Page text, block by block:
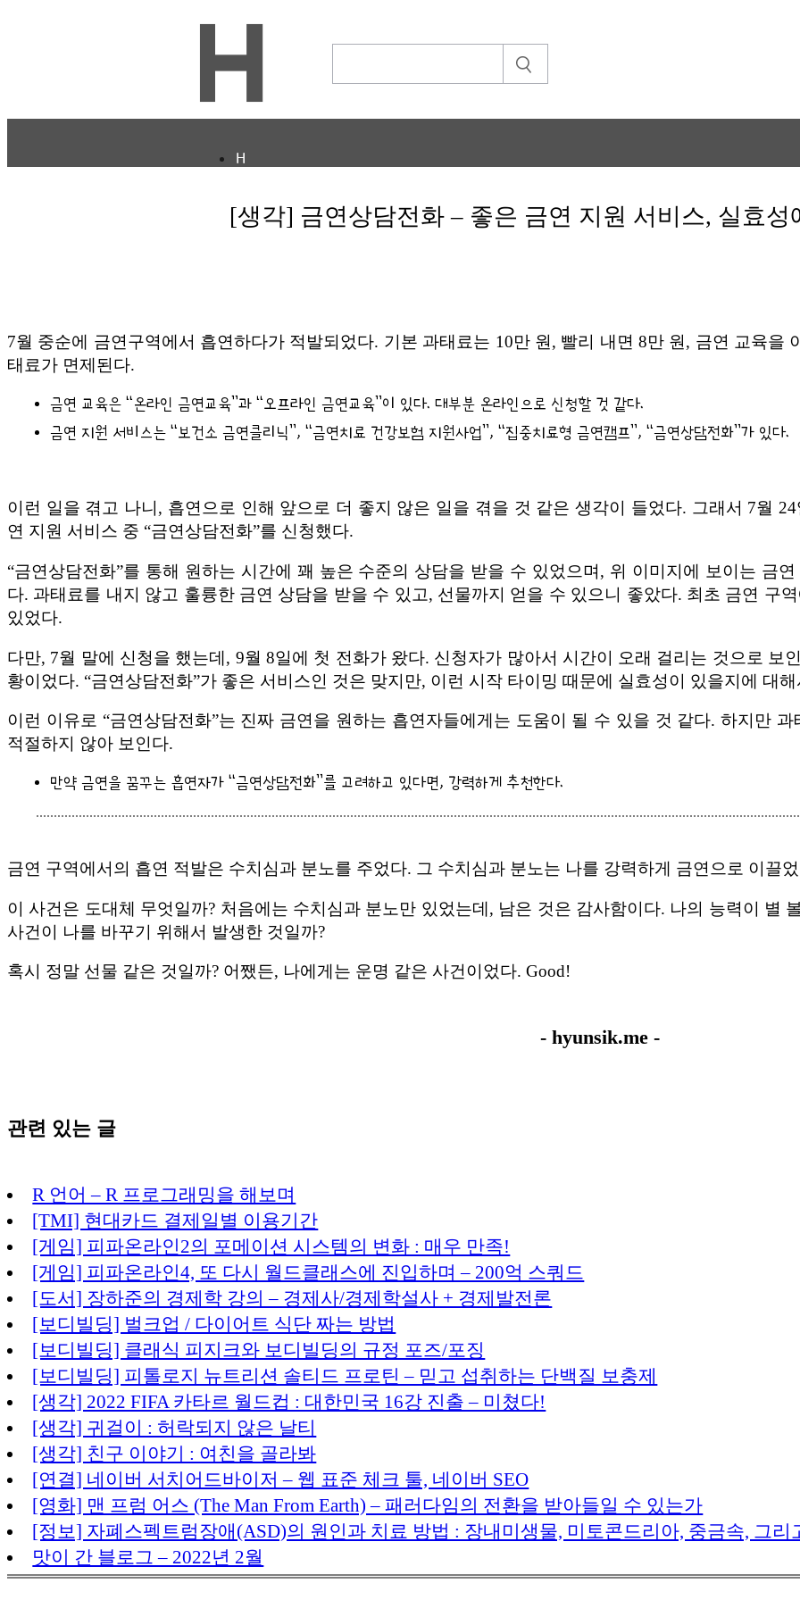
H
IT ISSUE
ⓘ
[생각] 금연상담전화 – 좋은 금연 지원 서비스, 실효성
7월 중순에 금연구역에서 흡연하다가 적발되었다. 기본 과태료는 10만 원, 빨리 내면 8만 원, 금연 교육을
태료가 면제된다.
금연 교육은 “온라인 금연교육”과 “오프라인 금연교육”이 있다. 대부분 온라인으로 신청할 것 같다.
금연 지원 서비스는 “보건소 금연클리닉”, “금연치료 건강보험 지원사업”, “집중치료형 금연캠프”, “금연상담전화”가 있다.
이런 일을 겪고 나니, 흡연으로 인해 앞으로 더 좋지 않은 일을 겪을 것 같은 생각이 들었다. 그래서 7월
연 지원 서비스 중 “금연상담전화”를 신청했다.
“금연상담전화”를 통해 원하는 시간에 꽤 높은 수준의 상담을 받을 수 있었으며, 위 이미지에 보이는 금
다. 과태료를 내지 않고 훌륭한 금연 상담을 받을 수 있고, 선물까지 얻을 수 있으니 좋았다. 최초 금연 구
있었다.
다만, 7월 말에 신청을 했는데, 9월 8일에 첫 전화가 왔다. 신청자가 많아서 시간이 오래 걸리는 것으로 보
황이었다. “금연상담전화”가 좋은 서비스인 것은 맞지만, 이런 시작 타이밍 때문에 실효성이 있을지에 대
이런 이유로 “금연상담전화”는 진짜 금연을 원하는 흡연자들에게는 도움이 될 수 있을 것 같다. 하지만
적절하지 않아 보인다.
만약 금연을 꿈꾸는 흡연자가 “금연상담전화”를 고려하고 있다면, 강력하게 추천한다.
금연 구역에서의 흡연 적발은 수치심과 분노를 주었다. 그 수치심과 분노는 나를 강력하게 금연으로 이끌
이 사건은 도대체 무엇일까? 처음에는 수치심과 분노만 있었는데, 남은 것은 감사함이다. 나의 능력이 별
사건이 나를 바꾸기 위해서 발생한 것일까?
혹시 정말 선물 같은 것일까? 어쨌든, 나에게는 운명 같은 사건이었다. Good!
- hyunsik.me -
관련 있는 글
R 언어 – R 프로그래밍을 해보며
[TMI] 현대카드 결제일별 이용기간
[게임] 피파온라인2의 포메이션 시스템의 변화 : 매우 만족!
[게임] 피파온라인4, 또 다시 월드클래스에 진입하며 – 200억 스쿼드
[도서] 장하준의 경제학 강의 – 경제사/경제학설사 + 경제발전론
[보디빌딩] 벌크업 / 다이어트 식단 짜는 방법
[보디빌딩] 클래식 피지크와 보디빌딩의 규정 포즈/포징
[보디빌딩] 피톨로지 뉴트리션 솔티드 프로틴 – 믿고 섭취하는 단백질 보충제
[생각] 2022 FIFA 카타르 월드컵 : 대한민국 16강 진출 – 미쳤다!
[생각] 귀걸이 : 허락되지 않은 날티
[생각] 친구 이야기 : 여친을 골라봐
[연결] 네이버 서치어드바이저 – 웹 표준 체크 툴, 네이버 SEO
[영화] 맨 프럼 어스 (The Man From Earth) – 패러다임의 전환을 받아들일 수 있는가
[정보] 자폐스펙트럼장애(ASD)의 원인과 치료 방법 : 장내미생물, 미토콘드리아, 중금속, 그
맛이 간 블로그 – 2022년 2월